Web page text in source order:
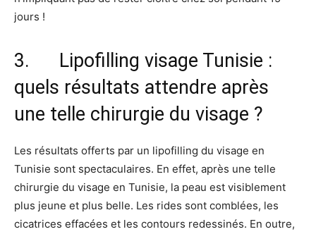
jours !
3. Lipofilling visage Tunisie :
quels résultats attendre après
une telle chirurgie du visage ?
Les résultats offerts par un lipofilling du visage en
Tunisie sont spectaculaires. En effet, après une telle
chirurgie du visage en Tunisie, la peau est visiblement
plus jeune et plus belle. Les rides sont comblées, les
cicatrices effacées et les contours redessinés. En outre,